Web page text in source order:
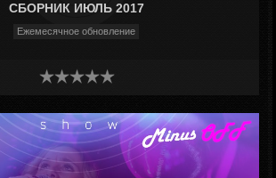
СБОРНИК ИЮЛЬ 2017
Ежемесячное обновление